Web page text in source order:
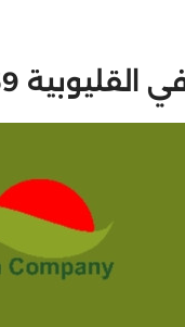
01010890769